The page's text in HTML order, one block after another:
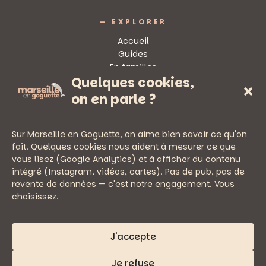
Quelques cookies,
on en parle ?
Sur Marseille en Goguette, on aime bien savoir ce qu'on
fait. Quelques cookies nous aident à mesurer ce que
vous lisez (Google Analytics) et à afficher du contenu
intégré (Instagram, vidéos, cartes). Pas de pub, pas de
revente de données — c'est notre engagement. Vous
choisissez.
J'accepte
Je refuse
— EXPLORER
Accueil
Guides
En familles
Sorties
— PRATIQUE
Newsletter